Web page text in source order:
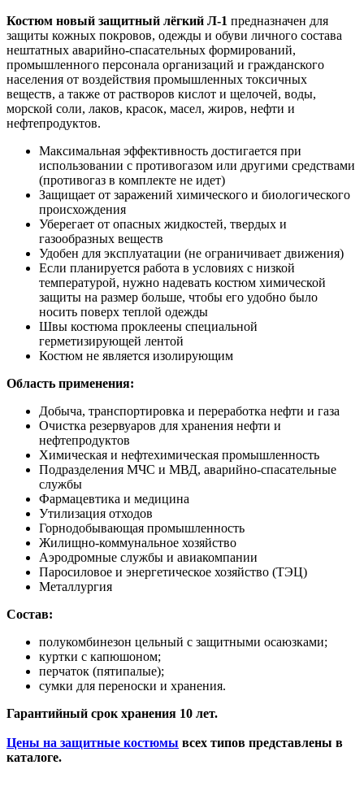
Костюм новый защитный лёгкий Л-1 предназначен для
защиты кожных покровов, одежды и обуви личного состава
нештатных аварийно-спасательных формирований,
промышленного персонала организаций и гражданского
населения от воздействия промышленных токсичных
веществ, а также от растворов кислот и щелочей, воды,
морской соли, лаков, красок, масел, жиров, нефти и
нефтепродуктов.
Максимальная эффективность достигается при
использовании с противогазом или другими средствами
(противогаз в комплекте не идет)
Защищает от заражений химического и биологического
происхождения
Уберегает от опасных жидкостей, твердых и
газообразных веществ
Удобен для эксплуатации (не ограничивает движения)
Если планируется работа в условиях с низкой
температурой, нужно надевать костюм химической
защиты на размер больше, чтобы его удобно было
носить поверх теплой одежды
Швы костюма проклеены специальной
герметизирующей лентой
Костюм не является изолирующим
Область применения:
Добыча, транспортировка и переработка нефти и газа
Очистка резервуаров для хранения нефти и
нефтепродуктов
Химическая и нефтехимическая промышленность
Подразделения МЧС и МВД, аварийно-спасательные
службы
Фармацевтика и медицина
Утилизация отходов
Горнодобывающая промышленность
Жилищно-коммунальное хозяйство
Аэродромные службы и авиакомпании
Паросиловое и энергетическое хозяйство (ТЭЦ)
Металлургия
Состав:
полукомбинезон цельный с защитными осаюзками;
куртки с капюшоном;
перчаток (пятипалые);
сумки для переноски и хранения.
Гарантийный срок хранения 10 лет.
Цены на защитные костюмы всех типов представлены в
каталоге.